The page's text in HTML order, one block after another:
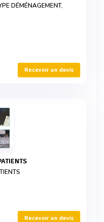
DÉMÉNAGEMENT,
Recevoir un devis
Recevoir un devis